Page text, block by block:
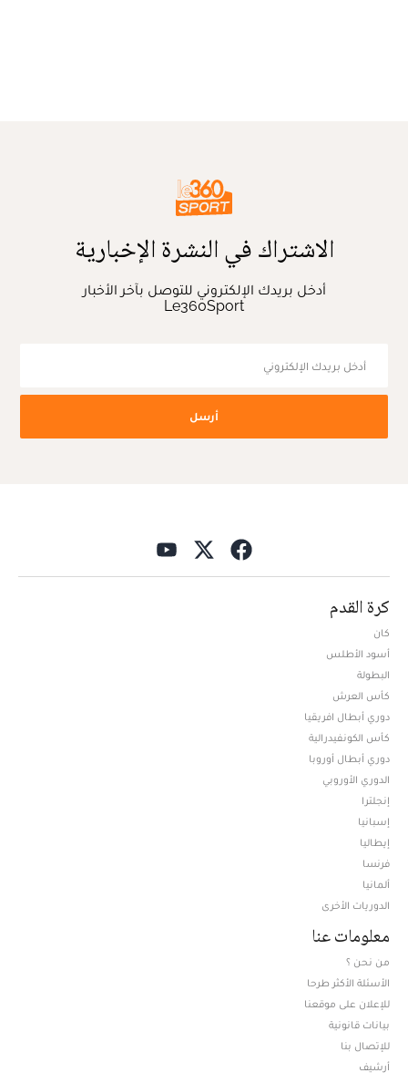
الاشتراك في النشرة الإخبارية
أدخل بريدك الإلكتروني للتوصل بآخر الأخبار
Le360Sport
أرسل
كرة القدم
كان
أسود الأطلس
البطولة
كأس العرش
دوري أبطال افريقيا
كأس الكونفيدرالية
دوري أبطال أوروبا
الدوري الأوروبي
إنجلترا
إسبانيا
إيطاليا
فرنسا
ألمانيا
الدوريات الأخرى
معلومات عنا
من نحن ؟
الأسئلة الأكثر طرحا
للإعلان على موقعنا
بيانات قانونية
للإتصال بنا
أرشيف